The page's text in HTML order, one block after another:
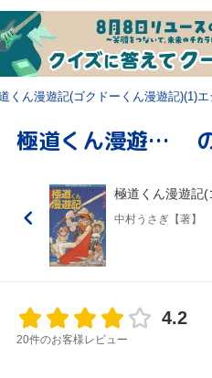
くん漫遊記(ゴクドーくん漫遊記)(1)
極道くん漫遊記(ゴクドーくん漫遊記)(1)
極道くん漫遊記
中村うさぎ【著】
4.2
20件のお客様レビュー